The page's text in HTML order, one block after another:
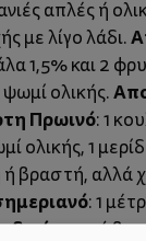
απλές ή
με λίγο λάδι.
1,5% και 2
ολικής.
Πρωινό: 1
ολικής, 1
βραστή, αλλά
: 1
: 1 αυγό